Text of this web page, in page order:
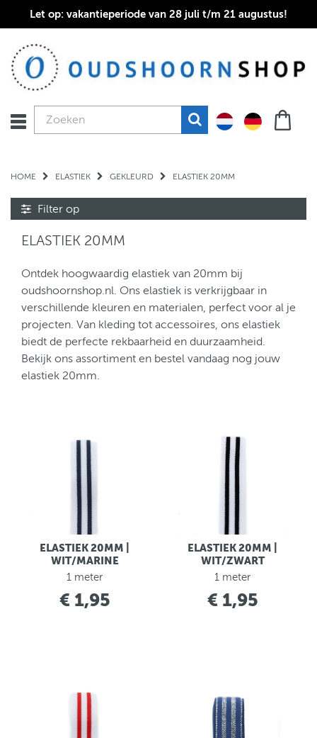
Let op: vakantieperiode van 28 juli t/m 21 augustus!
HOME ELASTIEK GEKLEURD ELASTIEK 20MM
Filter op
ELASTIEK 20MM
Ontdek hoogwaardig elastiek van 20mm bij
oudshoornshop.nl. Ons elastiek is verkrijgbaar in
verschillende kleuren en materialen, perfect voor al je
projecten. Van kleding tot accessoires, ons elastiek
biedt de perfecte rekbaarheid en duurzaamheid.
Bekijk ons assortiment en bestel vandaag nog jouw
elastiek 20mm.
ELASTIEK 20MM |
WIT/MARINE
1 meter
€ 1,95
ELASTIEK 20MM |
WIT/ZWART
1 meter
€ 1,95